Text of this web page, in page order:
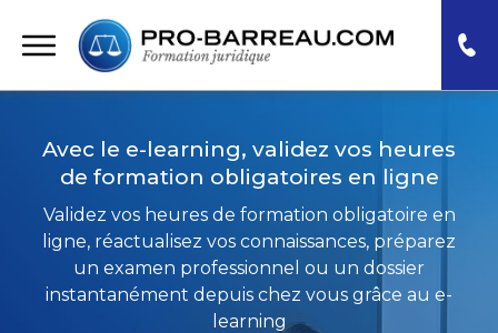
Avec le e-learning, validez vos heures
de formation obligatoires en ligne
Validez vos heures de formation obligatoire en
ligne, réactualisez vos connaissances, préparez
un examen professionnel ou un dossier
instantanément depuis chez vous grâce au e-
learning